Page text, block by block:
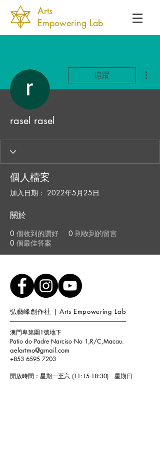
Arts
Empowering Lab
追蹤
rasel rasel
個人檔案
加入日期： 2022年5月25日
關於
0 個收到的讚好 0 則收到的留言
0 個最佳答案
弘藝峰創作社 | Arts Empowering Lab
澳門卑第圍1號地下
Patio do Padre Narciso No 1,R/C,Macau.
aelartmo@gmail.com
+853 6595 7203
開放時間： 星期一至六 (11:15-18:30) 星期日